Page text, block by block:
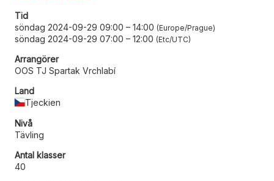
Tid
söndag 2024-09-29 09:00 – 14:00 Europe/Prague
söndag 2024-09-29 07:00 – 12:00 Etc/UTC
Arrangörer
OOS TJ Spartak Vrchlabí
Land
Tjeckien
Nivå
Tävling
Antal klasser
40